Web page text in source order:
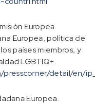
Europea.
Europea, política de
países miembros, y
LGBTIQ+.
presscorner/detail/en/
Europea.